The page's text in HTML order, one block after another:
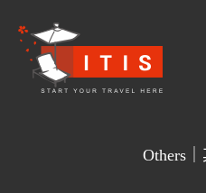
Others